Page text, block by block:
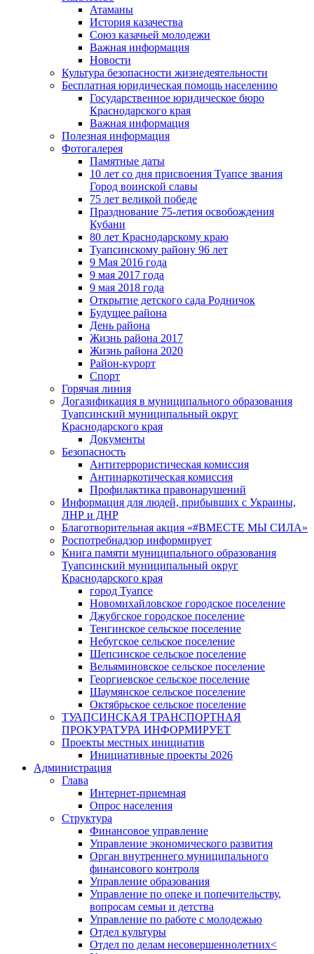
Атаманы
История казачества
Союз казачьей молодежи
Важная информация
Новости
Культура безопасности жизнедеятельности
Бесплатная юридическая помощь населению
Государственное юридическое бюро
Краснодарского края
Важная информация
Полезная информация
Фотогалерея
Памятные даты
10 лет со дня присвоения Туапсе звания
Город воинской славы
75 лет великой победе
Празднование 75-летия освобождения
Кубани
80 лет Краснодарскому краю
Туапсинскому району 96 лет
9 Мая 2016 года
9 мая 2017 года
9 мая 2018 года
Открытие детского сада Родничок
Будущее района
День района
Жизнь района 2017
Жизнь района 2020
Район-курорт
Спорт
Горячая линия
Догазификация в муниципального образования
Туапсинский муниципальный округ
Краснодарского края
Документы
Безопасность
Антитеррористическая комиссия
Антинаркотическая комиссия
Профилактика правонарушений
Информация для людей, прибывших с Украины,
ЛНР и ДНР
Благотворительная акция «#ВМЕСТЕ МЫ СИЛА»
Роспотребнадзор информирует
Книга памяти муниципального образования
Туапсинский муниципальный округ
Краснодарского края
город Туапсе
Новомихайловское городское поселение
Джубгское городское поселение
Тенгинское сельское поселение
Небугское сельское поселение
Шепсинское сельское поселение
Вельяминовское сельское поселение
Георгиевское сельское поселение
Шаумянское сельское поселение
Октябрьское сельское поселение
ТУАПСИНСКАЯ ТРАНСПОРТНАЯ
ПРОКУРАТУРА ИНФОРМИРУЕТ
Проекты местных инициатив
Инициативные проекты 2026
Администрация
Глава
Интернет-приемная
Опрос населения
Структура
Финансовое управление
Управление экономического развития
Орган внутреннего муниципального
финансового контроля
Управление образования
Управление по опеке и попечительству,
вопросам семьи и детства
Управление по работе с молодежью
Отдел культуры
Отдел по делам несовершеннолетних<